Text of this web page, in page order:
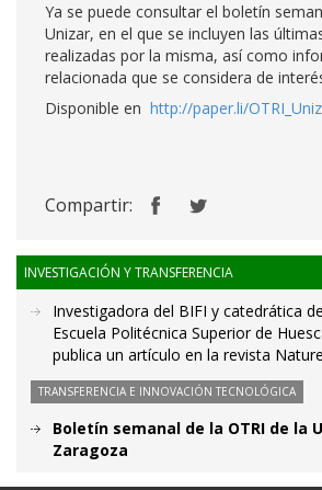
Ya se puede consultar el boletín
Unizar, en el que se incluyen las
realizadas por la misma, así como
relacionada que se considera de
Disponible en http://paper.li/
Compartir:
INVESTIGACIÓN Y TRANSFERENCIA
Investigadora del BIFI y catedrática
Escuela Politécnica Superior de
publica un artículo en la revista
TRANSFERENCIA E INNOVACIÓN TECNOLÓGICA
Boletín semanal de la OTRI de la
Zaragoza